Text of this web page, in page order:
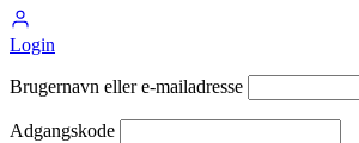
Login
Brugernavn eller e-mailadresse
Adgangskode